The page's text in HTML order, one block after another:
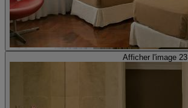
Afficher l'image 23